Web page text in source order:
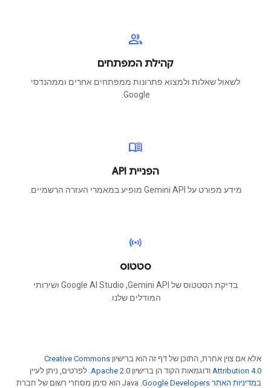
group
קהילת המפתחים
לשאול שאלות ולמצוא פתרונות ממפתחים אחרים וממהנדסי
Google.
menu_book
הפניית API
מידע מפורט על Gemini API מופיע במאמרי העזרה הרשמיים.
sensors
סטטוס
בדיקת הסטטוס של Gemini API,‏ Google AI Studio ושירותי
המודלים שלנו.
אלא אם צוין אחרת, התוכן של דף זה הוא ברישיון Creative Commons
Attribution 4.0 ודוגמאות הקוד הן ברישיון Apache 2.0 . לפרטים, ניתן לעיין
במדיניות האתר Google Developers‏ .‏ Java הוא סימן מסחרי רשום של חברת